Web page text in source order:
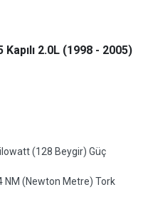
2.0L (1998 - 2005)
(128 Beygir) Güç
NM (Newton Metre) Tork